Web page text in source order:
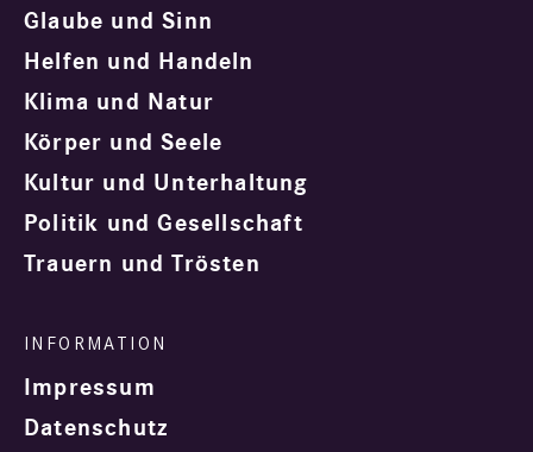
Glaube und Sinn
Helfen und Handeln
Klima und Natur
Körper und Seele
Kultur und Unterhaltung
Politik und Gesellschaft
Trauern und Trösten
Impressum
Datenschutz